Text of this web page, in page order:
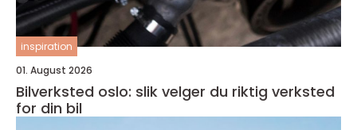
inspiration
01. August 2026
Bilverksted oslo: slik velger du riktig verksted
for din bil